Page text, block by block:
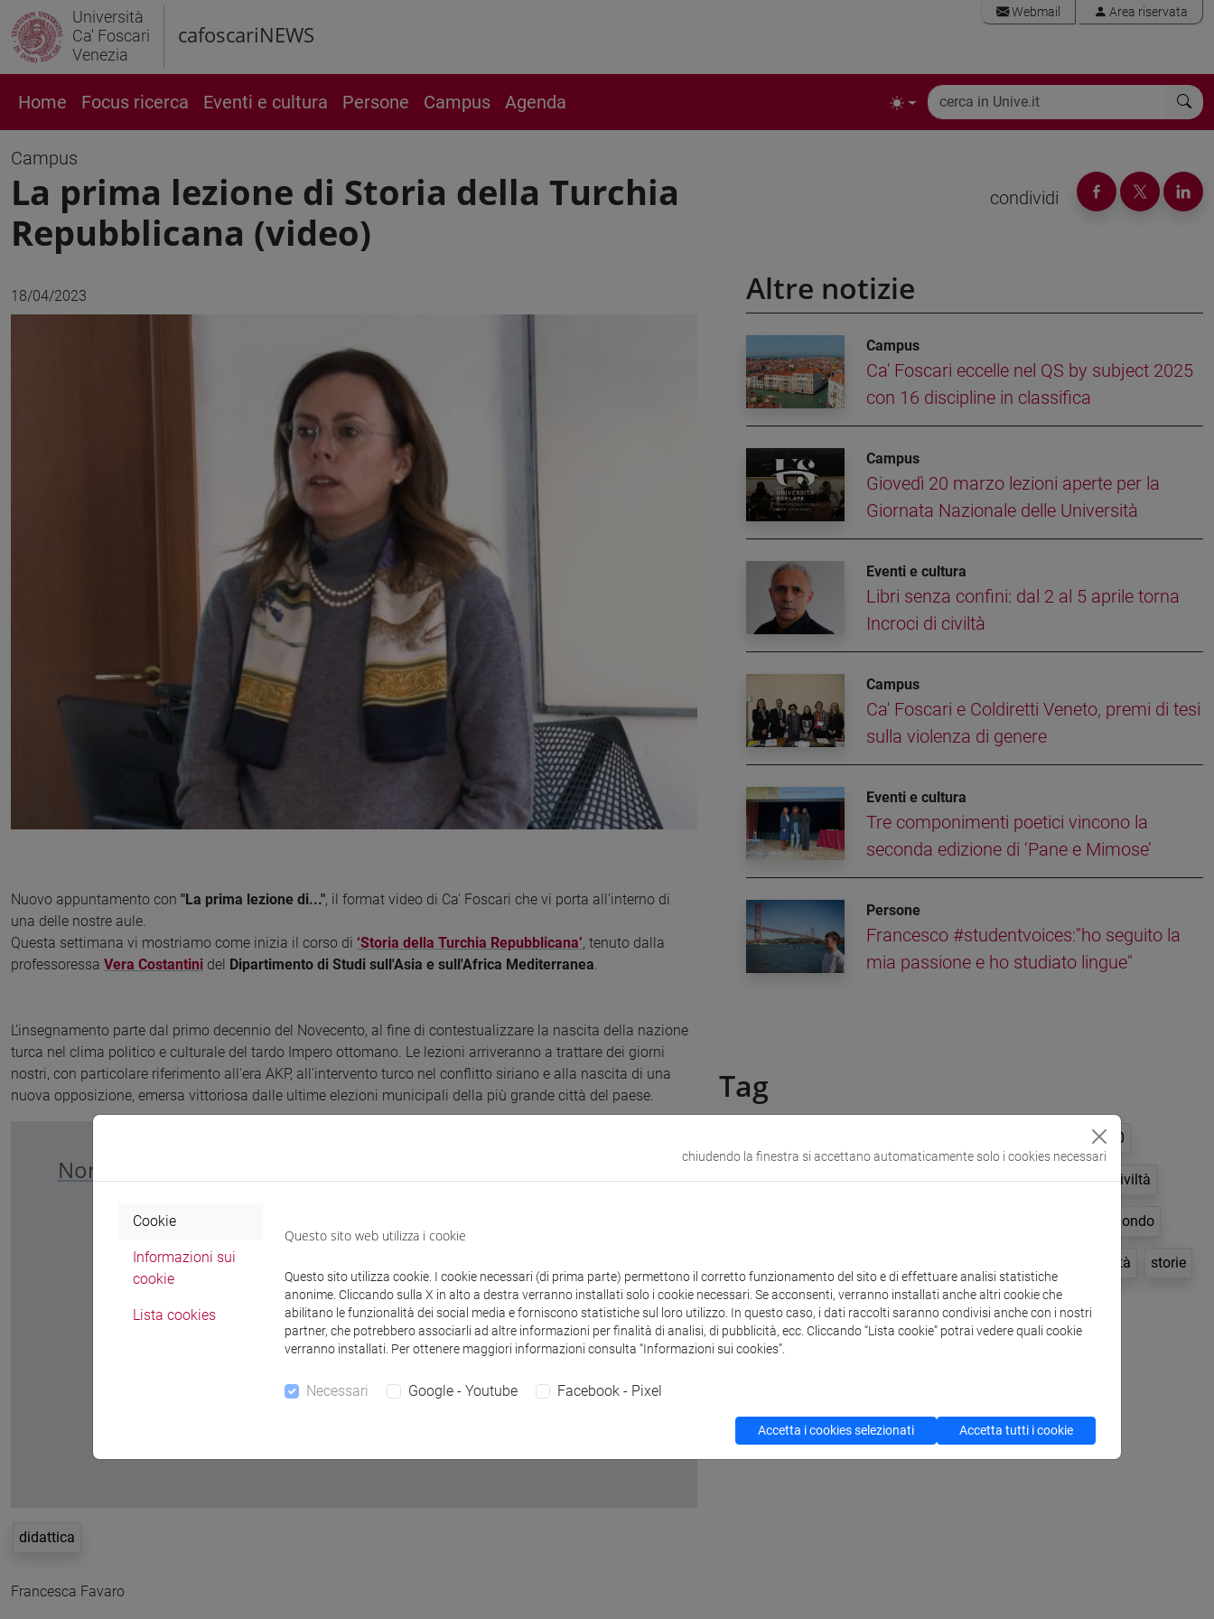
Università
Ca' Foscari
Venezia
cafoscariNEWS
Webmail Area riservata
Home Focus ricerca Eventi e cultura Persone Campus Agenda
Campus
La prima lezione di Storia della Turchia
Repubblicana (video)
condividi
18/04/2023
Nuovo appuntamento con "La prima lezione di...", il format video di Ca' Foscari che vi porta all'interno di
una delle nostre aule.
Questa settimana vi mostriamo come inizia il corso di ‘Storia della Turchia Repubblicana’, tenuto dalla
professoressa Vera Costantini del Dipartimento di Studi sull'Asia e sull'Africa Mediterranea
L’insegnamento parte dal primo decennio del Novecento, al fine di contestualizzare la nascita della nazione
turca nel clima politico e culturale del tardo Impero ottomano. Le lezioni arriveranno a trattare dei giorni
nostri, con particolare riferimento all'era AKP, all'intervento turco nel conflitto siriano e alla nascita di una
nuova opposizione, emersa vittoriosa dalle ultime elezioni municipali della più grande città del paese.
Non perdere questo contenuto: accetta i cookie di "Google-
didattica
Francesca Favaro
Altre notizie
Campus
Ca' Foscari eccelle nel QS by subject 2025
con 16 discipline in classifica
Campus
Giovedì 20 marzo lezioni aperte per la
Giornata Nazionale delle Università
Eventi e cultura
Libri senza confini: dal 2 al 5 aprile torna
Incroci di civiltà
Campus
Ca' Foscari e Coldiretti Veneto, premi di tesi
sulla violenza di genere
Eventi e cultura
Tre componimenti poetici vincono la
seconda edizione di ‘Pane e Mimose’
Persone
Francesco #studentvoices:"ho seguito la
mia passione e ho studiato lingue"
Tag
#marcopolo700
#ricercaèdonna #studentvoices ambiente aziende civiltà
mondo
società storie
tecnologie vita-lavoro
chiudendo la finestra si accettano automaticamente solo i cookies necessari
Cookie
Informazioni sui
cookie
Lista cookies
Questo sito web utilizza i cookie
Questo sito utilizza cookie. I cookie necessari (di prima parte) permettono il corretto funzionamento del sito e di effettuare analisi statistiche
anonime. Cliccando sulla X in alto a destra verranno installati solo i cookie necessari. Se acconsenti, verranno installati anche altri cookie che
abilitano le funzionalità dei social media e forniscono statistiche sul loro utilizzo. In questo caso, i dati raccolti saranno condivisi anche con i nostri
partner, che potrebbero associarli ad altre informazioni per finalità di analisi, di pubblicità, ecc. Cliccando “Lista cookie” potrai vedere quali cookie
verranno installati. Per ottenere maggiori informazioni consulta “Informazioni sui cookies”.
Necessari Google - Youtube Facebook - Pixel
Accetta i cookies selezionati Accetta tutti i cookie